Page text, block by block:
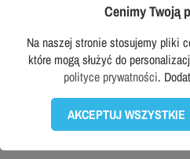
prawo
OBSŁUGA
Cenimy Twoją
Na naszej stronie stosujemy pliki
które mogą służyć do
polityce prywatności.
AKCEPTUJ WSZYSTKIE